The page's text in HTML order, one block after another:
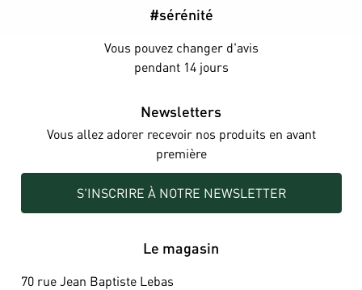
#sérénité
Vous pouvez changer d'avis
pendant 14 jours
Newsletters
Vous allez adorer recevoir nos produits en avant
première
S'INSCRIRE À NOTRE NEWSLETTER
Le magasin
70 rue Jean Baptiste Lebas